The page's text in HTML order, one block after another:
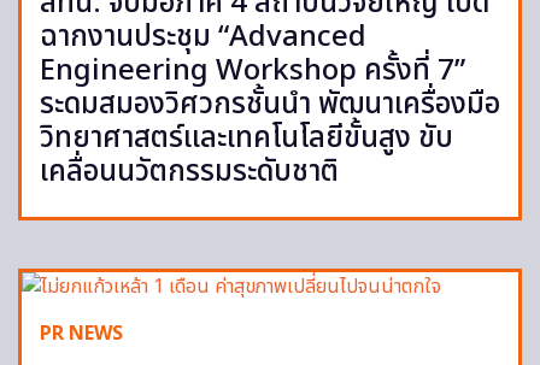
ฉากงานประชุม “Advanced
Engineering Workshop ครั้งที่ 7”
ระดมสมองวิศวกรชั้นนำ พัฒนาเครื่องมือ
วิทยาศาสตร์และเทคโนโลยีขั้นสูง ขับ
เคลื่อนนวัตกรรมระดับชาติ
PR NEWS